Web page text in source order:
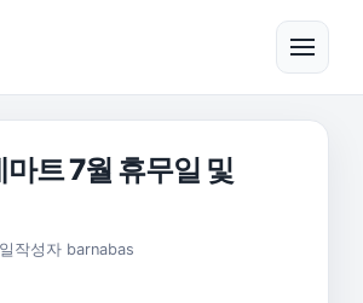
메뉴
트 7월 휴무일 및
작성자 barnabas